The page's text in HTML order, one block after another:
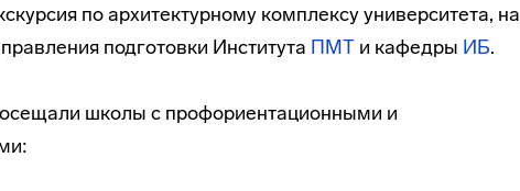
по архитектурному комплексу университета, на
подготовки Института ПМТи кафедры ИБ.
школы с профориентационными и